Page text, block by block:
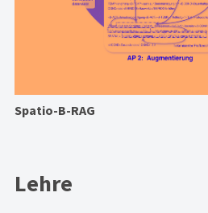
Spatio-B-RAG
Lehre